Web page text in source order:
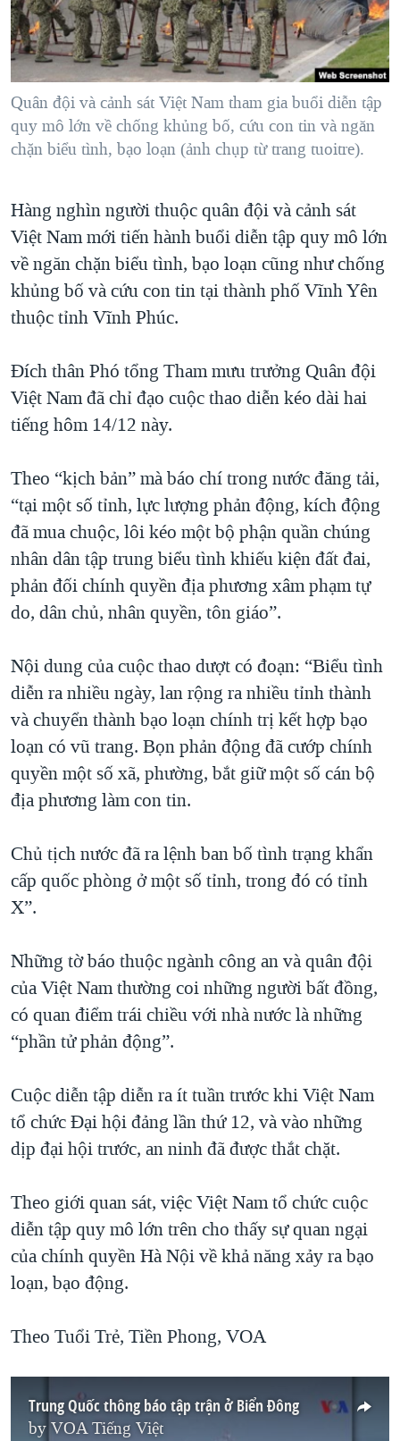
"Tìm"NGƯỜI VIỆT HẢI NGOẠI
ĐỜI SỐNG
KINH TẾ
KHOA HỌC
SỨC KHOẺ
THỂ THAO
GIÁO DỤC
TẠI
HÀNH TRÌNH BẦU CỬ 2024
MỘT NĂM CHIẾN TRANH TẠI DẢI GAZA
GIẢI MÃ VÀNH ĐAI & CON ĐƯỜNG
NGÀY TỊ NẠN THẾ GIỚI
CHI PHÍ CHIẾN TRANH AFGHANISTAN
CÁC GIÁ TRỊ CỘNG HÒA Ở VIỆT NAM
THƯỢNG ĐỈNH TRUMP-KIM TẠI VIỆT NAM
TRỊNH VĨNH BÌNH VS. CHÍNH PHỦ VIỆT NAM
BÊN KIA QUỐC LỘ: TIẾNG VỌNG TỪ NÔNG THÔN MỸ
QUAN HỆ VIỆT MỸ
VIDEO
NGHE
MẠNG XÃ HỘI
Quân đội và cảnh sát Việt Nam tham gia buổi diễn tập
quy mô lớn về chống khủng bố, cứu con tin và ngăn
chặn biểu tình, bạo loạn (ảnh chụp từ trang tuoitre).
Hàng nghìn người thuộc quân đội và cảnh sát
Việt Nam mới tiến hành buổi diễn tập quy mô lớn
về ngăn chặn biểu tình, bạo loạn cũng như chống
khủng bố và cứu con tin tại thành phố Vĩnh Yên
thuộc tỉnh Vĩnh Phúc.
Đích thân Phó tổng Tham mưu trưởng Quân đội
Việt Nam đã chỉ đạo cuộc thao diễn kéo dài hai
tiếng hôm 14/12 này.
Theo “kịch bản” mà báo chí trong nước đăng tải,
“tại một số tỉnh, lực lượng phản động, kích động
đã mua chuộc, lôi kéo một bộ phận quần chúng
nhân dân tập trung biểu tình khiếu kiện đất đai,
phản đối chính quyền địa phương xâm phạm tự
do, dân chủ, nhân quyền, tôn giáo”.
Nội dung của cuộc thao dượt có đoạn: “Biểu tình
diễn ra nhiều ngày, lan rộng ra nhiều tỉnh thành
và chuyển thành bạo loạn chính trị kết hợp bạo
loạn có vũ trang. Bọn phản động đã cướp chính
quyền một số xã, phường, bắt giữ một số cán bộ
địa phương làm con tin.
Chủ tịch nước đã ra lệnh ban bố tình trạng khẩn
cấp quốc phòng ở một số tỉnh, trong đó có tỉnh
X”.
Những tờ báo thuộc ngành công an và quân đội
của Việt Nam thường coi những người bất đồng,
có quan điểm trái chiều với nhà nước là những
“phần tử phản động”.
Cuộc diễn tập diễn ra ít tuần trước khi Việt Nam
tổ chức Đại hội đảng lần thứ 12, và vào những
dịp đại hội trước, an ninh đã được thắt chặt.
Theo giới quan sát, việc Việt Nam tổ chức cuộc
diễn tập quy mô lớn trên cho thấy sự quan ngại
của chính quyền Hà Nội về khả năng xảy ra bạo
loạn, bạo động.
Theo Tuổi Trẻ, Tiền Phong, VOA
Trung Quốc thông báo tập trận ở Biển Đông
by VOA Tiếng Việt